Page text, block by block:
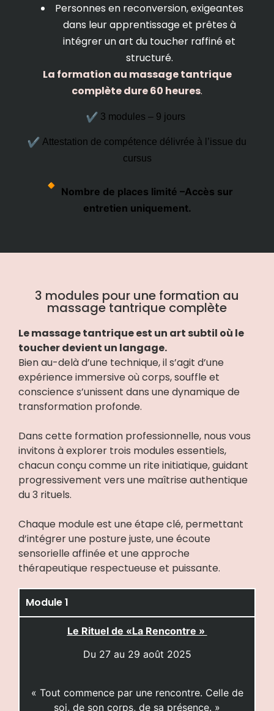
Personnes en reconversion, exigeantes
dans leur apprentissage et prêtes à
intégrer un art du toucher raffiné et
structuré.
La formation au massage tantrique
complète dure 60 heures.
3 modules – 9 jours
Attestation de compétence délivrée à l’issue du
cursus
Nombre de places limité –Accès sur
entretien uniquement.
3 modules pour une formation au
massage tantrique complète
Le massage tantrique est un art subtil où le
toucher devient un langage.
Bien au-delà d’une technique, il s’agit d’une
expérience immersive où corps, souffle et
conscience s’unissent dans une dynamique de
transformation profonde.
Dans cette formation professionnelle, nous vous
invitons à explorer trois modules essentiels,
chacun conçu comme un rite initiatique, guidant
progressivement vers une maîtrise authentique
du 3 rituels.
Chaque module est une étape clé, permettant
d’intégrer une posture juste, une écoute
sensorielle affinée et une approche
thérapeutique respectueuse et puissante.
Module 1
Le Rituel de «La Rencontre »
Du 27 au 29 août 2025
« Tout commence par une rencontre. Celle de
soi, de son corps, de sa présence. »